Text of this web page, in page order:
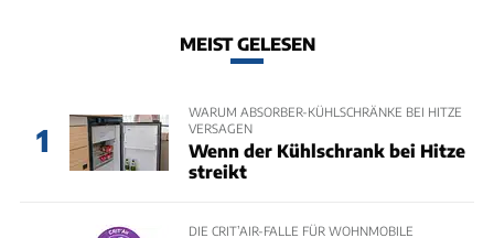
MEIST GELESEN
1
WARUM ABSORBER-KÜHLSCHRÄNKE BEI HITZE
VERSAGEN
Wenn der Kühlschrank bei Hitze
streikt
DIE CRIT’AIR-FALLE FÜR WOHNMOBILE